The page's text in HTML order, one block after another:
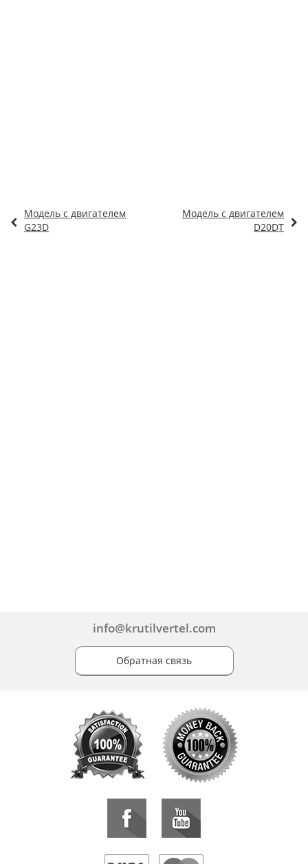
Модель с двигателем
G23D
Модель с двигателем
D20DT
info@krutilvertel.com
Обратная связь